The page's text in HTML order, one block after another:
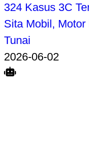
324 Kasus 3C
Sita Mobil,
Tunai
2026-06-02